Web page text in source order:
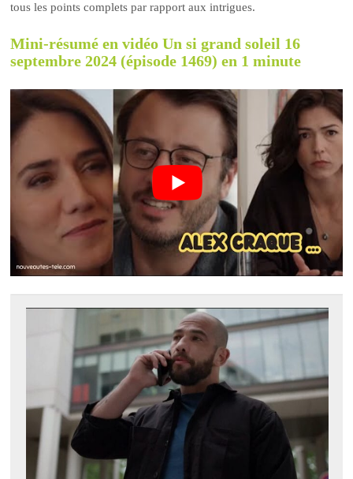
tous les points complets par rapport aux intrigues.
Mini-résumé en vidéo Un si grand soleil 16
septembre 2024 (épisode 1469) en 1 minute